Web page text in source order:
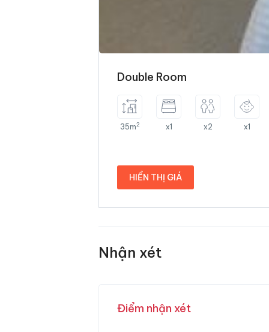
Double Room
35m2 x1 x2 x1
HIỂN THỊ GIÁ
Nhận xét
Điểm nhận xét